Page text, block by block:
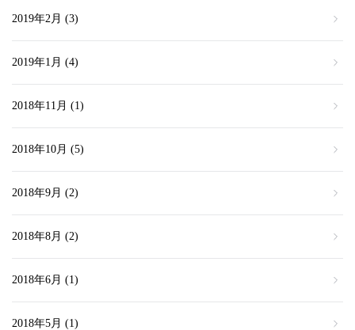
2019年2月 (3)
2019年1月 (4)
2018年11月 (1)
2018年10月 (5)
2018年9月 (2)
2018年8月 (2)
2018年6月 (1)
2018年5月 (1)